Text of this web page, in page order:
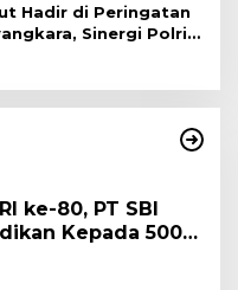
Hadir di Peringatan
Sinergi Polri
Jadi Kunci Menjaga
ke-80, PT SBI
Kepada 500